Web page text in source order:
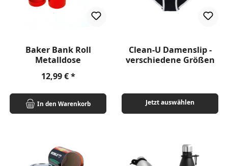
Baker Bank Roll
Metalldose
Regulärer Preis:
12,99 €
In den Warenkorb
Clean-U Damenslip -
verschiedene Größen
Jetzt auswählen